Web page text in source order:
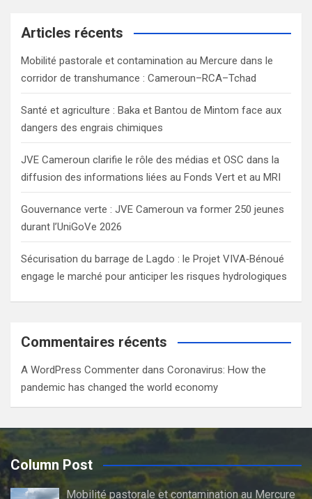
c
Articles récents
Mobilité pastorale et contamination au Mercure dans le
corridor de transhumance : Cameroun–RCA–Tchad
Santé et agriculture : Baka et Bantou de Mintom face aux
dangers des engrais chimiques
JVE Cameroun clarifie le rôle des médias et OSC dans la
diffusion des informations liées au Fonds Vert et au MRI
Gouvernance verte : JVE Cameroun va former 250 jeunes
durant l’UniGoVe 2026
Sécurisation du barrage de Lagdo : le Projet VIVA‑Bénoué
engage le marché pour anticiper les risques hydrologiques
Commentaires récents
A WordPress Commenter dans Coronavirus: How the
pandemic has changed the world economy
Column Post
Mobilité pastorale et contamination au Mercure